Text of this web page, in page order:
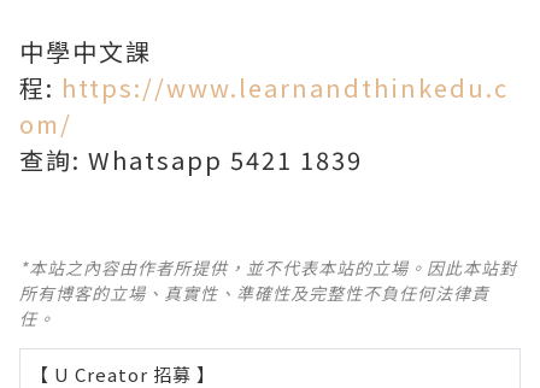
中學中文課
程: https://www.learnandthinkedu.c
om/
查詢: Whatsapp 5421 1839
*本站之內容由作者所提供，並不代表本站的立場。因此本站對
所有博客的立場、真實性、準確性及完整性不負任何法律責
任。
【 U Creator 招募 】